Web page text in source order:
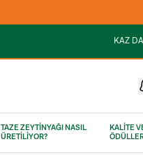
KAZ
TAZE ZEYTİNYAĞI NASIL
ÜRETİLİYOR?
KALİTE